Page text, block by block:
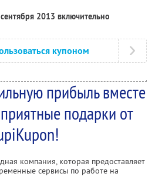
2013 включительно
купоном
прибыль вместе
подарки от
компания, которая предоставляет
сервисы по работе на